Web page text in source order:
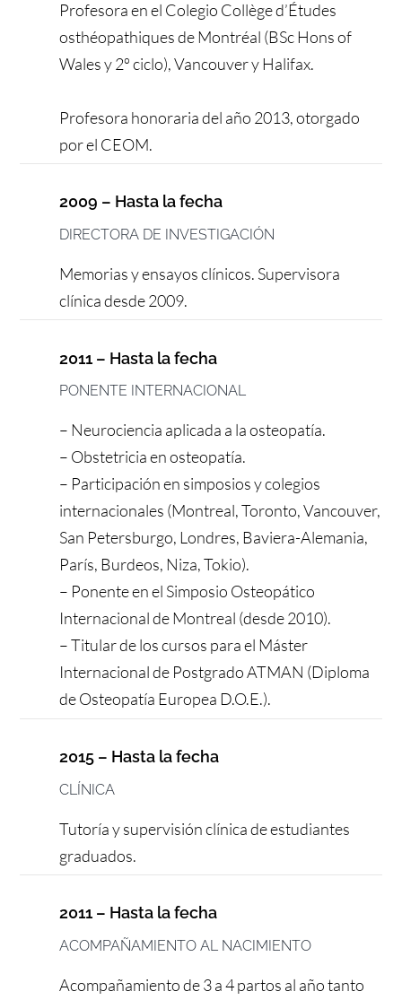
Profesora en el Colegio Collège d’Études
osthéopathiques de Montréal (BSc Hons of
Wales y 2º ciclo), Vancouver y Halifax.
Profesora honoraria del año 2013, otorgado
por el CEOM.
2009 – Hasta la fecha
DIRECTORA DE INVESTIGACIÓN
Memorias y ensayos clínicos. Supervisora
clínica desde 2009.
2011 – Hasta la fecha
PONENTE INTERNACIONAL
– Neurociencia aplicada a la osteopatía.
– Obstetricia en osteopatía.
– Participación en simposios y colegios
internacionales (Montreal, Toronto, Vancouver,
San Petersburgo, Londres, Baviera-Alemania,
París, Burdeos, Niza, Tokio).
– Ponente en el Simposio Osteopático
Internacional de Montreal (desde 2010).
– Titular de los cursos para el Máster
Internacional de Postgrado ATMAN (Diploma
de Osteopatía Europea D.O.E.).
2015 – Hasta la fecha
CLÍNICA
Tutoría y supervisión clínica de estudiantes
graduados.
2011 – Hasta la fecha
ACOMPAÑAMIENTO AL NACIMIENTO
Acompañamiento de 3 a 4 partos al año tanto